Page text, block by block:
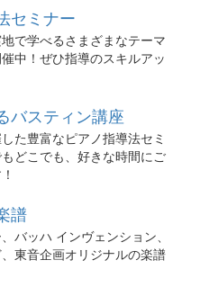
セミナー
で学べるさまざまなテーマ
中！ぜひ指導のスキルアッ
バスティン講座
た豊富なピアノ指導法セミ
どこでも、好きな時間にご
譜
バッハ インヴェンション、
東音企画オリジナルの楽譜